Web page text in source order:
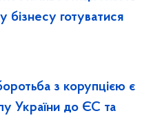
бізнесу готуватися
з корупцією є
України до ЄС та